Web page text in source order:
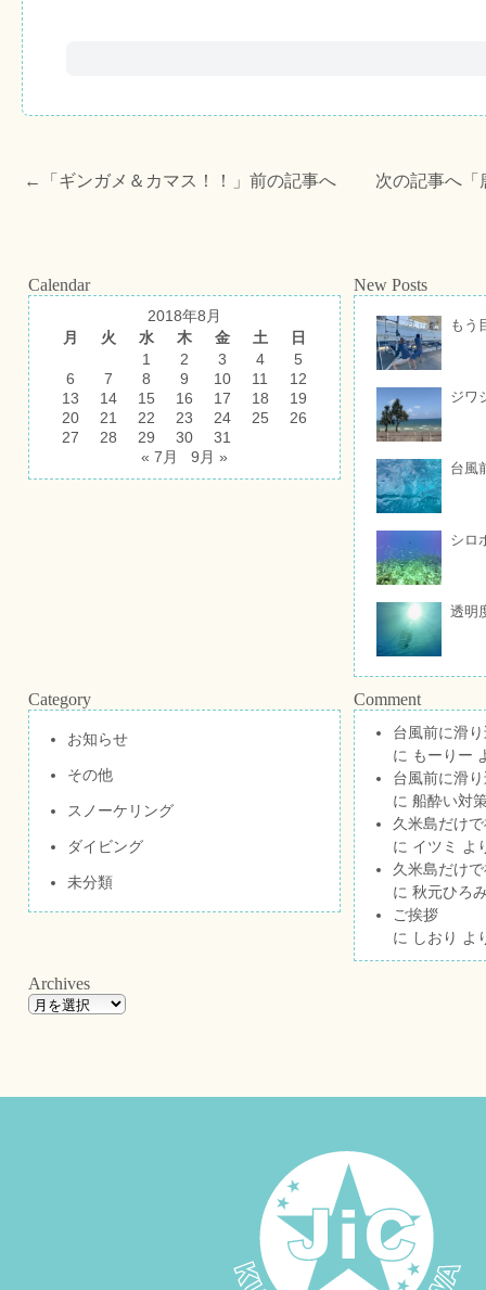
←「 ギンガメ＆カマス！！ 」前の記事へ 次の記事へ「
Calendar
2018年8月
月
火 水 木 金 土
日
1
2 3 4
5
6
7 8 9 10 11
12
13
14 15 16 17 18
19
20
21 22 23 24 25
26
27
28 29 30
31
« 7月
9月 »
New Posts
もう
ジワ
台風
シロ
透明
Category
お知らせ
その他
スノーケリング
ダイビング
未分類
Comment
台風前に滑
に もーりー
台風前に滑
に 船酔い対
久米島だけ
に イツミ
よ
久米島だけ
に 秋元ひろ
ご挨拶
に しおり よ
Archives